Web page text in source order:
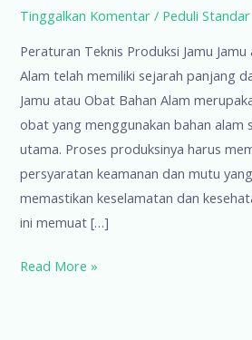
Tinggalkan Komentar / Peduli
Peraturan Teknis Produksi Jamu
Alam telah memiliki sejarah panjang
Jamu atau Obat Bahan Alam
obat yang menggunakan bahan alam
utama. Proses produksinya harus
persyaratan keamanan dan mutu
memastikan keselamatan dan
ini memuat […]
Peraturan
Read More »